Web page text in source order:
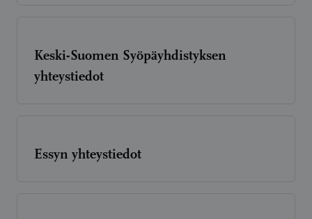
Keski-Suomen Syöpäyhdistyksen
yhteystiedot
Essyn yhteystiedot